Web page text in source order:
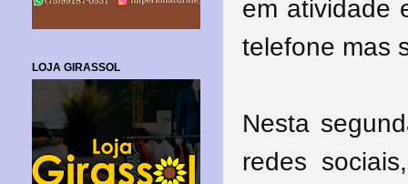
em atividade
telefone mas
Nesta
redes
LOJA GIRASSOL